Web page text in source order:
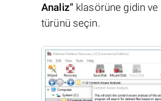
Analiz" klasörüne gidin ve
türünü seçin.